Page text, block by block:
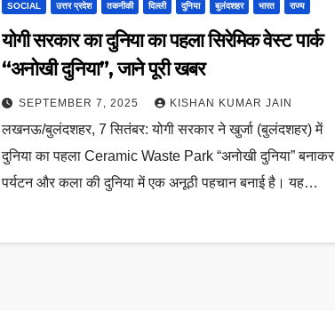
SOCIAL उत्तर प्रदेश तकनीकी दिल्ली दुनिया बुलंदशहर भारत राज्य
योगी सरकार का दुनिया का पहला सिरेमिक वेस्ट पार्क
“अनोखी दुनिया”, जाने पूरी खबर
SEPTEMBER 7, 2025 KISHAN KUMAR JAIN
लखनऊ/बुलंदशहर, 7 सितंबर: योगी सरकार ने खुर्जा (बुलंदशहर) में
दुनिया का पहला Ceramic Waste Park “अनोखी दुनिया” बनाकर
पर्यटन और कला की दुनिया में एक अनूठी पहचान बनाई है। यह…